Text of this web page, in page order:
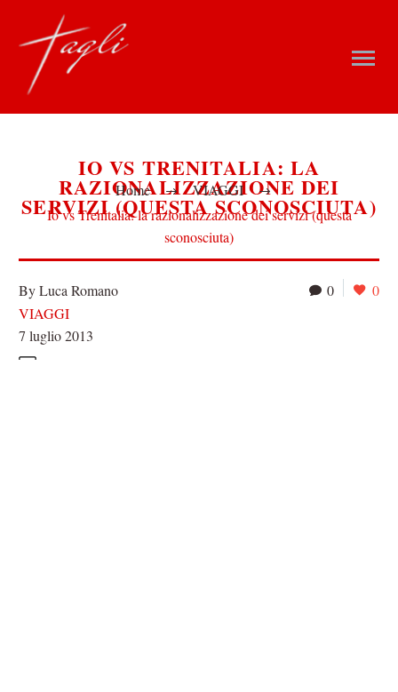
IO VS TRENITALIA: LA
RAZIONALIZZAZIONE DEI
SERVIZI (QUESTA SCONOSCIUTA)
Home
VIAGGI
Io vs Trenitalia: la razionalizzazione dei servizi (questa
sconosciuta)
0 0
By Luca Romano
VIAGGI
7 luglio 2013